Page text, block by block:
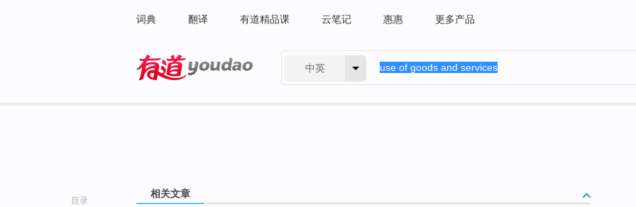
词典 翻译 有道精品课 云笔记 惠惠 更多产品
中英
目录
相关文章